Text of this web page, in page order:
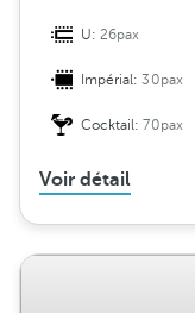
U:26pax
Impérial:30pax
Cocktail:70pax
Voir détail